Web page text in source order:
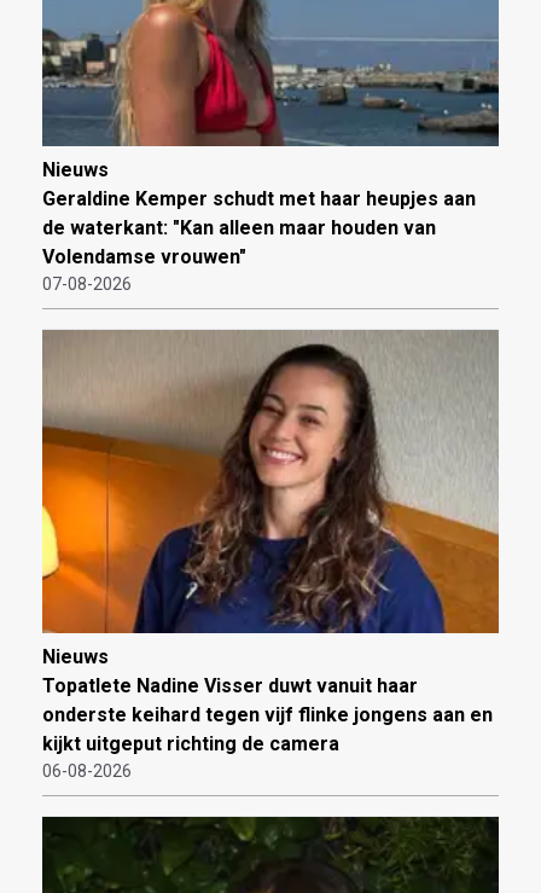
Nieuws
Geraldine Kemper schudt met haar heupjes aan
de waterkant: "Kan alleen maar houden van
Volendamse vrouwen"
07-08-2026
Nieuws
Topatlete Nadine Visser duwt vanuit haar
onderste keihard tegen vijf flinke jongens aan en
kijkt uitgeput richting de camera
06-08-2026